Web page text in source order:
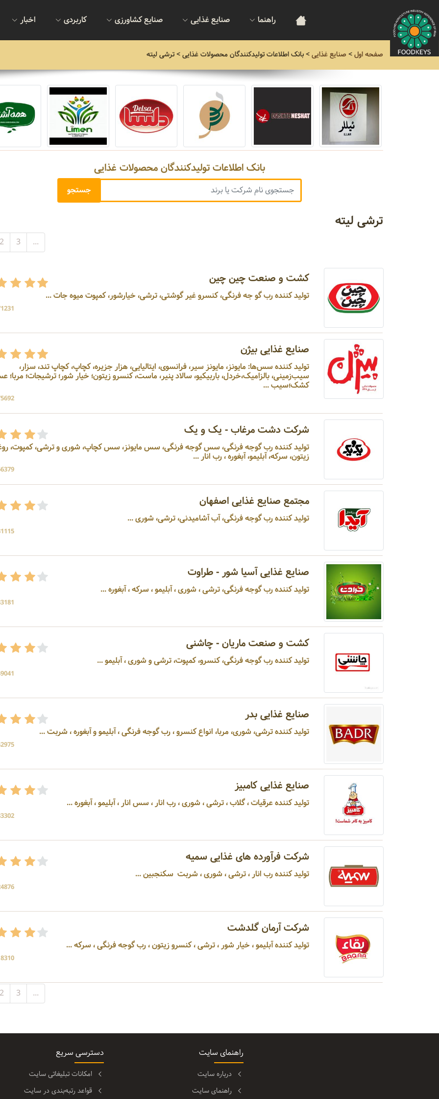
راهنما صنایع غذایی صنایع کشاورزی کاربردی اخبار
صفحه اول> صنایع غذایی>بانک اطلاعات تولیدکنندگان محصولات غذایی> ترشی لیته
بانک اطلاعات تولیدکنندگان محصولات غذایی
ترشی لیته
2 3 ...
کشت و صنعت چین چین
تولید کننده رب گو جه فرنگی، کنسرو غیر گوشتی، ترشی، خیارشور، کمپوت میوه جات ...
71231
صنایع غذایی بیژن
تولید کننده سس‌ها: مایونز، مایونز سیر، فرانسوی، ایتالیایی، هزار جزیره، کچاپ، کچاپ تند، سزار،
سیب‌زمینی، بالزامیک،خردل، باربیکیو، سالاد پنیر، ماست، کنسرو زیتون؛ خیار شور؛ ترشیجات؛
کشک؛سیب ...
75692
شرکت دشت مرغاب - یک و یک
تولید کننده رب گوجه فرنگی، سس گوجه فرنگی، سس مایونز، سس کچاپ، شوری و ترشی، کمپوت،
زیتون، سرکه، آبلیمو، آبغوره ، رب انار ...
56379
مجتمع صنایع غذایی اصفهان
تولید کننده رب گوجه فرنگی، آب آشامیدنی، ترشی، شوری ...
31115
صنایع غذایی آسیا شور - طراوت
تولید کننده رب گوجه فرنگی، ترشی ، شوری ، آبلیمو ، سرکه ، آبغوره ...
33181
کشت و صنعت ماریان - چاشنی
تولید کننده رب گوجه فرنگی، کنسرو، کمپوت، ترشی و شوری ، آبلیمو ...
49041
صنایع غذایی بدر
تولید کننده ترشی، شوری، مربا، انواع کنسرو ، رب گوجه فرنگی ، آبلیمو و آبغوره ، شربت ...
42975
صنایع غذایی کامبیز
تولید کننده عرقیات ، گلاب ، ترشی ، شوری ، رب انار ، سس انار ، آبلیمو ، آبغوره ...
33302
شرکت فرآورده های غذایی سمیه
تولید کننده رب انار ، ترشی ، شوری ، شربت سکنجبین ...
24876
شرکت آرمان گلدشت
تولید کننده آبلیمو ، خیار شور ، ترشی ، کنسرو زیتون ، رب گوجه فرنگی ، سرکه ...
18310
2 3 ...
راهنمای سایت
درباره سایت
راهنمای سایت
دسترسی سریع
امکانات تبلیغاتی سایت
قواعد رتبه‌بندی در سایت